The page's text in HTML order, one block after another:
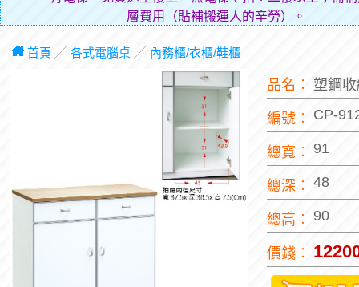
層費用（貼補搬運人的辛勞）。
首頁 ╱ 各式電腦桌╱ 內務櫃/衣櫃/鞋櫃
品名︰ 塑鋼
編號︰ CP-
總寬︰ 91
總深︰ 48
總高︰ 90
價錢︰